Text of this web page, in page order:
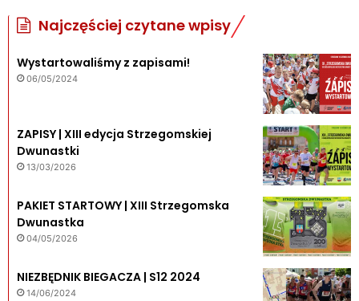
Najczęściej czytane wpisy
Wystartowaliśmy z zapisami!
06/05/2024
ZAPISY | XIII edycja Strzegomskiej
Dwunastki
13/03/2026
PAKIET STARTOWY | XIII Strzegomska
Dwunastka
04/05/2026
NIEZBĘDNIK BIEGACZA | S12 2024
14/06/2024